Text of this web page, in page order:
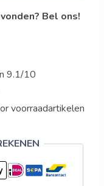
Bel ons!
9.1/10
voorraadartikelen